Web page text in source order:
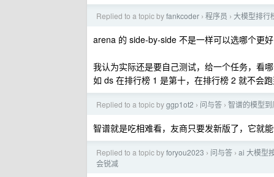
Replied to a topic byfankcoder › 程序员 › 大模型排行
arena 的 side-by-side 不是一样可以选哪个更
我认为实际还是要自己测试，给一个任务，看
如 ds 在排行榜 1 是第十，在排行榜 2 就不会
Replied to a topic byggp1ot2 › 问与答 › 智谱的模型
智谱就是吃相难看，友商只要发新版了，它就
Replied to a topic byforyou2023 › 问与答 › ai 大模型
会锐减